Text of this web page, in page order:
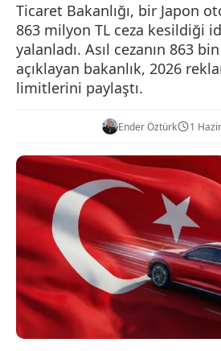
Ticaret Bakanlığı, bir Japon
863 milyon TL ceza kesildiği
yalanladı. Asıl cezanın 863
açıklayan bakanlık, 2026
limitlerini paylaştı.
Ender Öztürk 1